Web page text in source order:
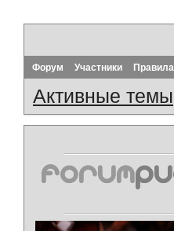
Форум Участники Правила
Активные темы